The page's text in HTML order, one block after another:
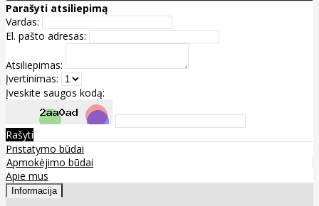
Parašyti atsiliepimą
Vardas:
El. pašto adresas:
Atsiliepimas:
Įvertinimas:
Įveskite saugos kodą:
Rašyti
Pristatymo būdai
Apmokėjimo būdai
Apie mus
Informacija